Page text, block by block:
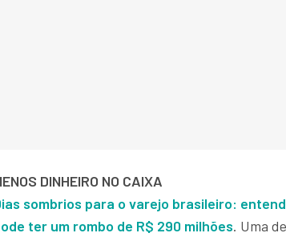
DINHEIRO NO CAIXA
sombrios para o varejo brasileiro:
ter um rombo de R$ 290 milhões. Uma